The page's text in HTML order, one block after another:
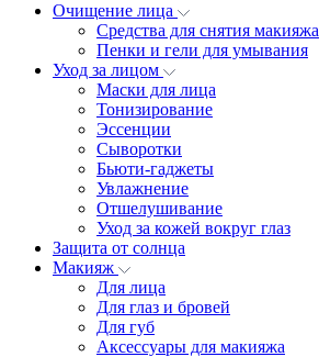
Очищение лица
Средства для снятия макияжа
Пенки и гели для умывания
Уход за лицом
Маски для лица
Тонизирование
Эссенции
Сыворотки
Бьюти-гаджеты
Увлажнение
Отшелушивание
Уход за кожей вокруг глаз
Защита от солнца
Макияж
Для лица
Для глаз и бровей
Для губ
Аксессуары для макияжа